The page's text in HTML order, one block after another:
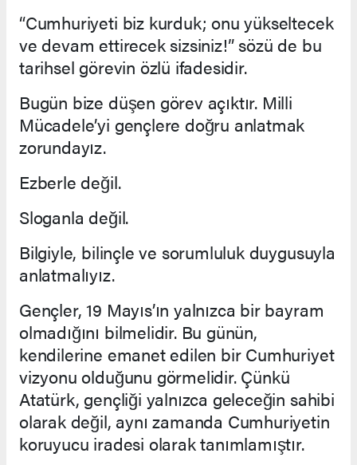
“Cumhuriyeti biz kurduk; onu yükseltecek
ve devam ettirecek sizsiniz!” sözü de bu
tarihsel görevin özlü ifadesidir.
Bugün bize düşen görev açıktır. Milli
Mücadele’yi gençlere doğru anlatmak
zorundayız.
Ezberle değil.
Sloganla değil.
Bilgiyle, bilinçle ve sorumluluk duygusuyla
anlatmalıyız.
Gençler, 19 Mayıs’ın yalnızca bir bayram
olmadığını bilmelidir. Bu günün,
kendilerine emanet edilen bir Cumhuriyet
vizyonu olduğunu görmelidir. Çünkü
Atatürk, gençliği yalnızca geleceğin sahibi
olarak değil, aynı zamanda Cumhuriyetin
koruyucu iradesi olarak tanımlamıştır.